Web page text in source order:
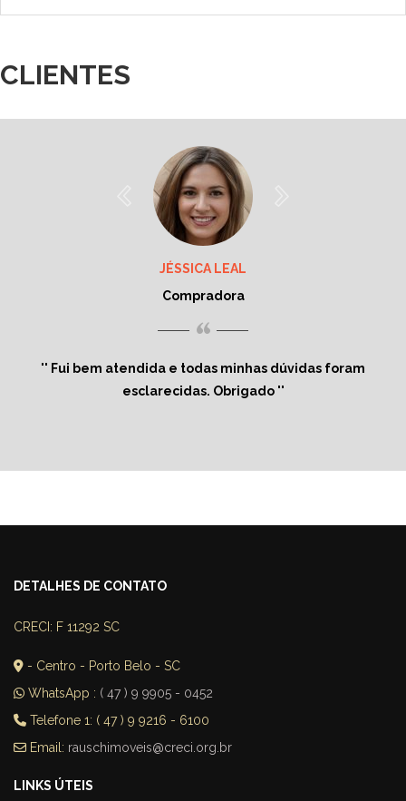
CLIENTES
JÉSSICA LEAL
Compradora
“
Fui bem atendida e todas minhas dúvidas foram
esclarecidas. Obrigado
DETALHES DE CONTATO
CRECI: F 11292 SC
- Centro - Porto Belo - SC
WhatsApp : ( 47 ) 9 9905 - 0452
Telefone 1: ( 47 ) 9 9216 - 6100
Email: rauschimoveis@creci.org.br
LINKS ÚTEIS